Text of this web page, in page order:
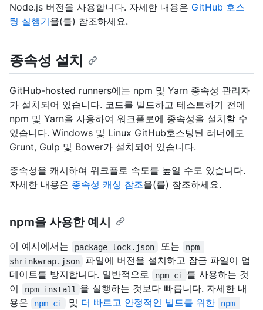
Node.js 버전을 사용합니다. 자세한 내용은 GitHub 호스
팅 실행기을(를) 참조하세요.
종속성 설치
GitHub-hosted runners에는 npm 및 Yarn 종속성 관리자
가 설치되어 있습니다. 코드를 빌드하고 테스트하기 전에
npm 및 Yarn을 사용하여 워크플로에 종속성을 설치할 수
있습니다. Windows 및 Linux GitHub호스팅된 러너에도
Grunt, Gulp 및 Bower가 설치되어 있습니다.
종속성을 캐시하여 워크플로 속도를 높일 수도 있습니다.
자세한 내용은 종속성 캐싱 참조을(를) 참조하세요.
npm을 사용한 예시
이 예시에서는 package-lock.json 또는
npm-
shrinkwrap.json
파일에 버전을 설치하고 잠금 파일이 업
데이트를 방지합니다. 일반적으로
npm ci
를 사용하는 것
이
npm install
을 실행하는 것보다 빠릅니다. 자세한 내
용은
npm ci 및 더 빠르고 안정적인 빌드를 위한
npm